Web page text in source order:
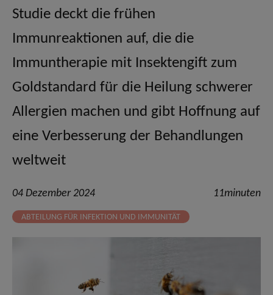
Studie deckt die frühen
Immunreaktionen auf, die die
Immuntherapie mit Insektengift zum
Goldstandard für die Heilung schwerer
Allergien machen und gibt Hoffnung auf
eine Verbesserung der Behandlungen
weltweit
04 Dezember 2024 11minuten
ABTEILUNG FÜR INFEKTION UND IMMUNITÄT